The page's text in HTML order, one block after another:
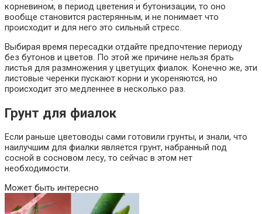
корневином, в период цветения и бутонизации, то оно
вообще становится растерянным, и не понимает что
происходит и для него это сильный стресс.
Выбирая время пересадки отдайте предпочтение периоду
без бутонов и цветов. По этой же причине нельзя брать
листья для размножения у цветущих фиалок. Конечно же, эти
листовые черенки пускают корни и укореняются, но
происходит это медленнее в несколько раз.
Грунт для фиалок
Если раньше цветоводы сами готовили грунты, и знали, что
наилучшим для фиалки является грунт, набранный под
сосной в сосновом лесу, то сейчас в этом нет
необходимости.
Может быть интересно